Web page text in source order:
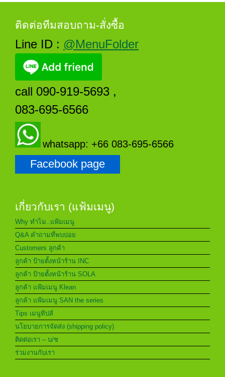
ติดต่อทีมสอบถาม-สั่งซื้อ
Line ID : @MenuFolder
call 090-919-5693 ,
083-695-6566
whatsapp: +66 083-695-6566
Facebook page
เกี่ยวกับเรา (แฟ้มเมนู)
Why ทำไม..แฟ้มเมนู
Q&A คำถามที่พบบ่อย
Customers ลูกค้า
ลูกค้า ป้ายตั้งหน้าร้าน INC
ลูกค้า ป้ายตั้งหน้าร้าน SOLA
ลูกค้า แฟ้มเมนู Klean
ลูกค้า แฟ้มเมนู SAN the series
Tips เมนูทิปส์
นโยบายการจัดส่ง (shipping policy)
ติดต่อเรา – บ/ช
ร่วมงานกับเรา